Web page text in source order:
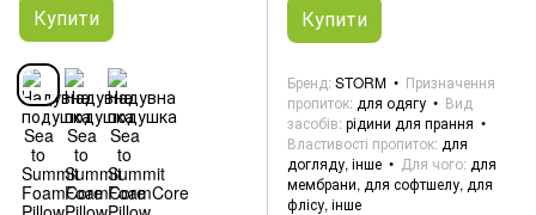
Купити Купити
Бренд STORM
Призначення
пропиток для одягу
Вид
засобів рідини для прання
Властивості пропиток для
догляду, інше
Для чого для
мембрани, для софтшелу, для
флісу, інше